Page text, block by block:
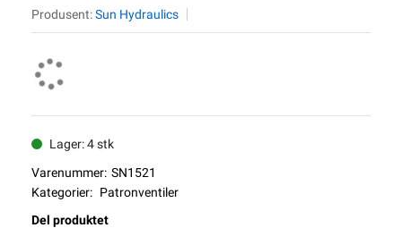
Produsent:Sun Hydraulics
Lager: 4 stk
Varenummer: SN1521
Kategorier: Patronventiler
Del produktet